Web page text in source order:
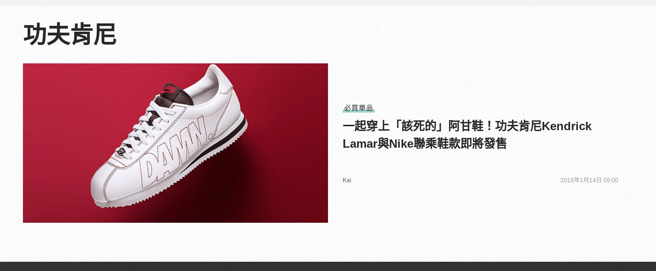
功夫肯尼
必買單品
一起穿上「該死的」阿甘鞋！功夫肯尼Kendrick
Lamar與Nike聯乘鞋款即將發售
Kai 2018年1月14日 09:00